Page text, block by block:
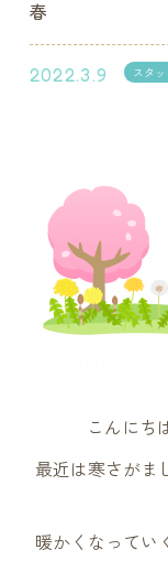
春
2022.3.9 スタ
こんにち
最近は寒さがま
暖かくなってい